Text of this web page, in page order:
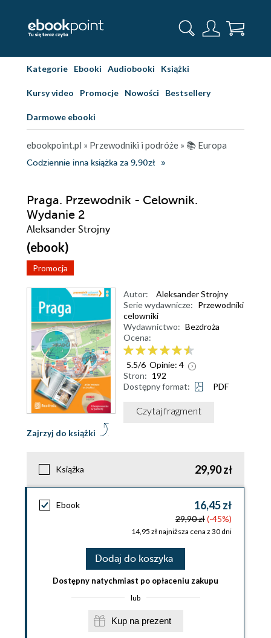
Kategorie Ebooki Audiobooki Książki
Kursy video Promocje Nowości Bestsellery
Darmowe ebooki
ebookpoint.pl » Przewodniki i podróże » 📚 Europa
Codziennie inna książka za 9,90zł
Praga. Przewodnik - Celownik.
Wydanie 2
Aleksander Strojny
(ebook)
Promocja
Zajrzyj do książki
Autor:
Aleksander Strojny
Serie wydawnicze: Przewodniki
celowniki
Wydawnictwo: Bezdroża
Ocena:
5.5/6 Opinie: 4
Stron: 192
Dostępny format:
PDF
Czytaj fragment
Książka 29,90 zł
Ebook 16,45 zł
29,90 zł(-45%)
14,95 zł najniższa cena z 30 dni
Dodaj do koszyka
Dostępny natychmiast po opłaceniu zakupu
lub
Kup na prezent